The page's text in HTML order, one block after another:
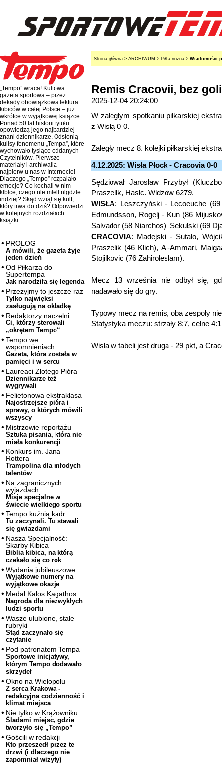
„Tempo” wraca! Kultowa
gazeta sportowa – przez
dekady obowiązkowa lektura
kibiców w całej Polsce – już
wkrótce w wyjątkowej książce.
Ponad 50 lat historii tytułu
opowiedzą jego najbardziej
znani dziennikarze. Odsłonią
kulisy fenomenu „Tempa”, które
wychowało tysiące oddanych
Czytelników. Pierwsze
materiały i archiwalia –
najpierw u nas w Internecie!
Dlaczego „Tempo” rozpalało
emocje? Co kochali w nim
kibice, czego nie mieli nigdzie
indziej? Skąd wziął się kult,
który trwa do dziś? Odpowiedzi
w kolejnych rozdziałach
książki:
PROLOG
A mówili, że gazeta żyje
jeden dzień
Od Piłkarza do
Supertempa
Jak narodziła się legenda
Przeżyjmy to jeszcze raz
Tylko najwięksi
zasługują na okładkę
Redaktorzy naczelni
Ci, którzy sterowali
„okrętem Tempo“
Tempo we
wspomnieniach
Gazeta, która została w
pamięci i w sercu
Laureaci Złotego Pióra
Dziennikarze też
wygrywali
Felietonowa ekstraklasa
Najostrzejsze pióra i
sprawy, o których mówili
wszyscy
Mistrzowie reportażu
Sztuka pisania, która nie
miała konkurencji
Konkurs im. Jana
Rottera
Trampolina dla młodych
talentów
Na zagranicznych
wyjazdach
Misje specjalne w
świecie wielkiego sportu
Tempo kuźnią kadr
Tu zaczynali. Tu stawali
się gwiazdami
Nasza Specjalność:
Skarby Kibica
Biblia kibica, na którą
czekało się co rok
Wydania jubileuszowe
Wyjątkowe numery na
wyjątkowe okazje
Medal Kalos Kagathos
Nagroda dla niezwykłych
ludzi sportu
Wasze ulubione, stałe
rubryki
Stąd zaczynało się
czytanie
Pod patronatem Tempa
Sportowe inicjatywy,
którym Tempo dodawało
skrzydeł
Okno na Wielopolu
Z serca Krakowa -
redakcyjna codzienność i
klimat miejsca
Nie tylko w Krążowniku
Śladami miejsc, gdzie
tworzyło się „Tempo”
Gościli w redakcji
Kto przeszedł przez te
drzwi (i dlaczego nie
zapomniał wizyty)
Strona główna > ARCHIWUM > Piłka nożna > Wiadomości
Remis Cracovii, bez
2025-12-04 20:24:00
W zaległym spotkaniu piłkarskiej
z Wisłą 0-0.
Zaległy mecz 8. kolejki piłkarskiej
4.12.2025: Wisła Płock - Cracovia 0-0
Sędziował Jarosław Przybył
Praszelik, Hasic. Widzów 6279.
WISŁA: Leszczyński - Lecoeuche
Edmundsson, Rogelj - Kun (86
Salvador (58 Niarchos), Sekulski (69
CRACOVIA: Madejski - Sutalo,
Praszelik (46 Klich), Al-Ammari,
Stojilkovic (76 Zahiroleslam).
Mecz 13 września nie odbył się,
nadawało się do gry.
Typowy mecz na remis, oba zespoły
Statystyka meczu: strzały 8:7, celne
Wisła w tabeli jest druga - 29 pkt, a